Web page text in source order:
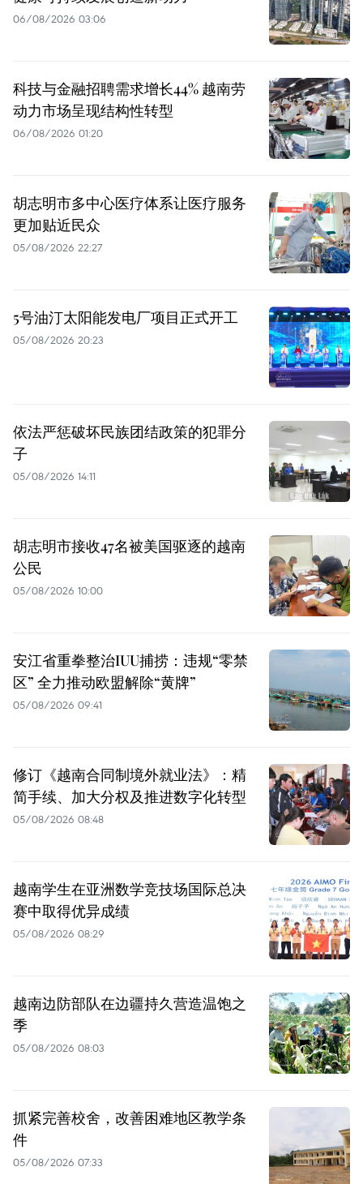
06/08/2026 03:06
科技与金融招聘需求增长44% 越南劳
动力市场呈现结构性转型
06/08/2026 01:20
胡志明市多中心医疗体系让医疗服务
更加贴近民众
05/08/2026 22:27
5号油汀太阳能发电厂项目正式开工
05/08/2026 20:23
依法严惩破坏民族团结政策的犯罪分
子
05/08/2026 14:11
胡志明市接收47名被美国驱逐的越南
公民
05/08/2026 10:00
安江省重拳整治IUU捕捞：违规“零禁
区” 全力推动欧盟解除“黄牌”
05/08/2026 09:41
修订《越南合同制境外就业法》：精
简手续、加大分权及推进数字化转型
05/08/2026 08:48
越南学生在亚洲数学竞技场国际总决
赛中取得优异成绩
05/08/2026 08:29
越南边防部队在边疆持久营造温饱之
季
05/08/2026 08:03
抓紧完善校舍，改善困难地区教学条
件
05/08/2026 07:33